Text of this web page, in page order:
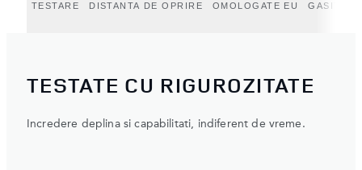
TESTARE DISTANTA DE OPRIRE OMOLOGATE EU GASITI
TESTATE CU RIGUROZITATE
Incredere deplina si capabilitati, indiferent de vreme.